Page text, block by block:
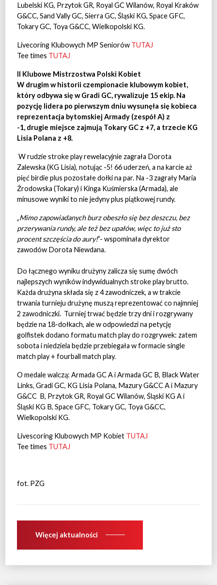
Lubelski KG, Przytok GR, Royal GC Wilanów, Royal Kraków
G&CC, Sand Vally GC, Sierra GC, Śląski KG, Space GFC,
Tokary GC, Toya G&CC, Wielkopolski KG.
Livecoring Klubowych MP Seniorów TUTAJ
Tee times TUTAJ
II Klubowe Mistrzostwa Polski Kobiet
W drugim w historii czempionacie klubowym kobiet,
który odbywa się w Gradi GC, rywalizuje 15 ekip. Na
pozycję lidera po pierwszym dniu wysunęła się kobieca
reprezentacja bytomskiej Armady (zespół A) z
-1, drugie miejsce zajmują Tokary GC z +7, a trzecie KG
Lisia Polana z +8.
W rudzie stroke play rewelacyjnie zagrała Dorota
Zalewska (KG Lisia), notując -5! 66 uderzeń, a na karcie aż
pięć birdie plus pozostałe dołki na par. Na -3 zagrały Maria
Żrodowska (Tokary) i Kinga Kuśmierska (Armada), ale
minusowe wyniki to nie jedyny plus piątkowej rundy.
„Mimo zapowiadanych burz obeszło się bez deszczu, bez
przerywania rundy, ale też bez upałów, więc to już sto
procent szczęścia do aury!”- wspominała dyrektor
zawodów Dorota Niewdana.
Do łącznego wyniku drużyny zalicza się sumę dwóch
najlepszych wyników indywidualnych stroke play brutto.
Każda drużyna składa się z 4 zawodniczek, a w trakcie
trwania turnieju drużynę muszą reprezentować co najmniej
2 zawodniczki. Turniej trwać będzie trzy dni i rozgrywany
będzie na 18-dołkach, ale w odpowiedzi na petycję
golfistek dodano formatu match play do rozgrywek: zatem
sobota i niedziela będzie przebiegała w formacie single
match play + fourball match play.
O medale walczą: Armada GC A i Armada GC B, Black Water
Links, Gradi GC, KG Lisia Polana, Mazury G&CC A i Mazury
G&CC B, Przytok GR, Royal GC Wilanów, Śląski KG A i
Śląski KG B, Space GFC, Tokary GC, Toya G&CC,
Wielkopolski KG.
Livescoring Klubowych MP Kobiet TUTAJ
Tee times TUTAJ
fot. PZG
Więcej aktualności